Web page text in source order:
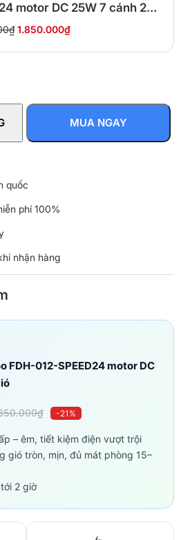
motor DC 25W 7 cánh 24
1.850.000₫
MUA NGAY
quốc
phí 100%
nhận hàng
FDH-012-SPEED24 motor DC
-21%
– êm, tiết kiệm điện vượt trội
gió tròn, mịn, đủ mát phòng 15–
2 giờ